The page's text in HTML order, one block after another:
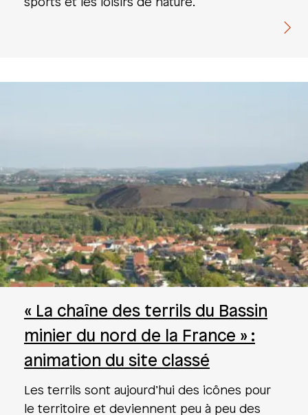
sports et les loisirs de nature.
« La chaîne des terrils du Bassin
minier du nord de la France » :
animation du site classé
Les terrils sont aujourd’hui des icônes pour
le territoire et deviennent peu à peu des